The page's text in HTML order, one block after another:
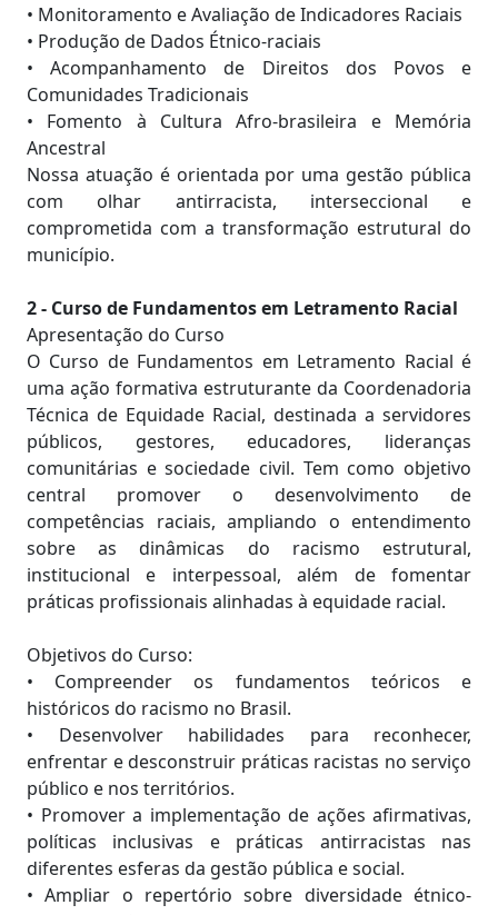
• Monitoramento e Avaliação de Indicadores Raciais
• Produção de Dados Étnico-raciais
• Acompanhamento de Direitos dos Povos e
Comunidades Tradicionais
• Fomento à Cultura Afro-brasileira e Memória
Ancestral
Nossa atuação é orientada por uma gestão pública
com olhar antirracista, interseccional e
comprometida com a transformação estrutural do
município.
2 - Curso de Fundamentos em Letramento Racial
Apresentação do Curso
O Curso de Fundamentos em Letramento Racial é
uma ação formativa estruturante da Coordenadoria
Técnica de Equidade Racial, destinada a servidores
públicos, gestores, educadores, lideranças
comunitárias e sociedade civil. Tem como objetivo
central promover o desenvolvimento de
competências raciais, ampliando o entendimento
sobre as dinâmicas do racismo estrutural,
institucional e interpessoal, além de fomentar
práticas profissionais alinhadas à equidade racial.
Objetivos do Curso:
• Compreender os fundamentos teóricos e
históricos do racismo no Brasil.
• Desenvolver habilidades para reconhecer,
enfrentar e desconstruir práticas racistas no serviço
público e nos territórios.
• Promover a implementação de ações afirmativas,
políticas inclusivas e práticas antirracistas nas
diferentes esferas da gestão pública e social.
• Ampliar o repertório sobre diversidade étnico-